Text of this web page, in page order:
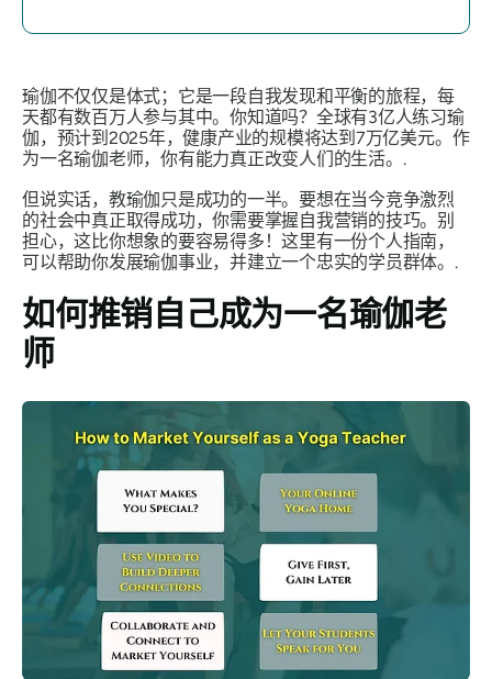
瑜伽不仅仅是体式；它是一段自我发现和平衡的旅程，每
天都有数百万人参与其中。你知道吗？全球有3亿人练习瑜
伽，预计到2025年，健康产业的规模将达到7万亿美元。作
为一名瑜伽老师，你有能力真正改变人们的生活。.
但说实话，教瑜伽只是成功的一半。要想在当今竞争激烈
的社会中真正取得成功，你需要掌握自我营销的技巧。别
担心，这比你想象的要容易得多！这里有一份个人指南，
可以帮助你发展瑜伽事业，并建立一个忠实的学员群体。.
如何推销自己成为一名瑜伽老
师